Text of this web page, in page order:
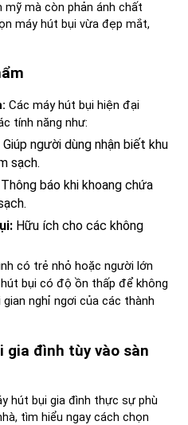
mà còn phản ánh chất
máy hút bụi vừa đẹp mắt,
Các máy hút bụi hiện đại
tính năng như:
Giúp người dùng nhận biết khu
sạch.
Thông báo khi khoang chứa
Hữu ích cho các không
có trẻ nhỏ hoặc người lớn
bụi có độ ồn thấp để không
nghỉ ngơi của các thành
gia đình tùy vào sàn
hút bụi gia đình thực sự phù
tìm hiểu ngay cách chọn